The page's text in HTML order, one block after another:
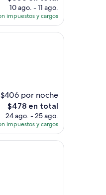
precio
actual
es
de
10 ago. - 11 ago.
impuestos y cargos
$406 por noche
El
precio
actual
es
de
$478 en total
24 ago. - 25 ago.
impuestos y cargos